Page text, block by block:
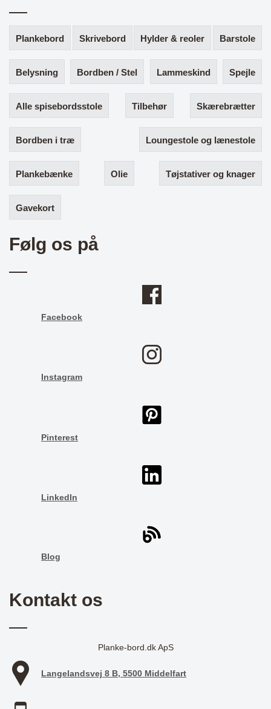
Plankebord Skrivebord Hylder & reoler Barstole
Belysning Bordben / Stel Lammeskind Spejle
Alle spisebordsstole Tilbehør Skærebrætter
Bordben i træ Loungestole og lænestole
Plankebænke Olie Tøjstativer og knager
Gavekort
Følg os på
Facebook
Instagram
Pinterest
LinkedIn
Blog
Kontakt os
Planke-bord.dk ApS
Langelandsvej 8 B, 5500 Middelfart